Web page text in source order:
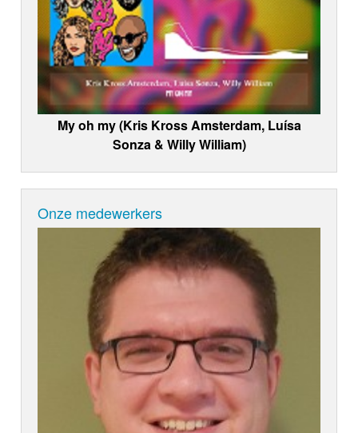
My oh my (Kris Kross Amsterdam, Luísa
Sonza & Willy William)
Onze medewerkers